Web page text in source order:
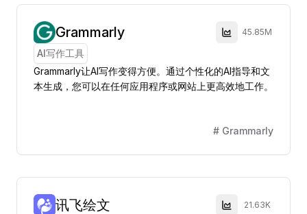
Grammarly 45.85M
AI写作工具
Grammarly让AI写作变得方便。通过个性化的AI指导和文
本生成，您可以在任何应用程序或网站上更高效地工作。
# Grammarly
讯飞绘文 21.63K